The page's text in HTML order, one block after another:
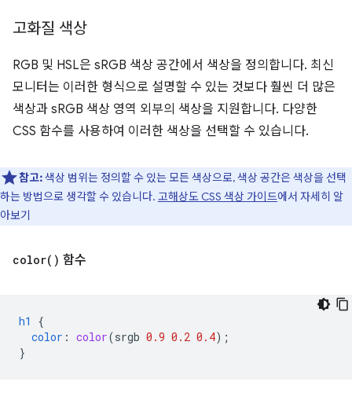
고화질 색상
RGB 및 HSL은 sRGB 색상 공간에서 색상을 정의합니다. 최신
모니터는 이러한 형식으로 설명할 수 있는 것보다 훨씬 더 많은
색상과 sRGB 색상 영역 외부의 색상을 지원합니다. 다양한
CSS 함수를 사용하여 이러한 색상을 선택할 수 있습니다.
참고:색상 범위는 정의할 수 있는 모든 색상으로, 색상 공간은 색상을 선택
하는 방법으로 생각할 수 있습니다. 고해상도 CSS 색상 가이드에서 자세히 알
아보기
color( ) 함수
h1
{
color : color(srgb 0.9 0.2 0.4);
}